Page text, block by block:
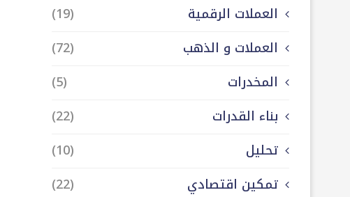
العملات الرقمية
(19)
العملات و الذهب
(72)
المخدرات
(5)
بناء القدرات
(22)
تحليل
(10)
تمكين اقتصادي
(22)